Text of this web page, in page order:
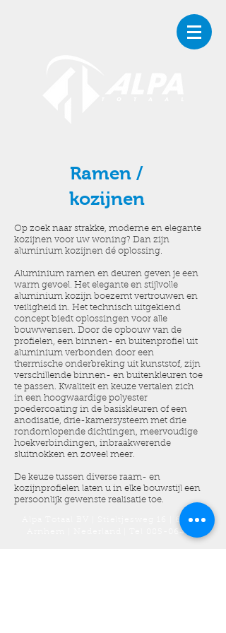
Ramen /
kozijnen
Op zoek naar strakke, moderne en elegante
kozijnen voor uw woning? Dan zijn
aluminium kozijnen dé oplossing.
Aluminium ramen en deuren geven je een
warm gevoel. Het elegante en stijlvolle
aluminium kozijn boezemt vertrouwen en
veiligheid in. Het technisch uitgekiend
concept biedt oplossingen voor alle
bouwwensen. Door de opbouw van de
profielen, een binnen- en buitenprofiel uit
aluminium verbonden door een
thermische onderbreking uit kunststof, zijn
verschillende binnen- en buitenkleuren toe
te passen. Kwaliteit en keuze vertalen zich
in een hoogwaardige polyester
poedercoating in de basiskleuren of een
anodisatie, drie-kamersysteem met drie
rondomlopende dichtingen, meervoudige
hoekverbindingen, inbraakwerende
sluitnokken en zoveel meer.
De keuze tussen diverse raam- en
kozijnprofielen laten u in elke bouwstijl een
persoonlijk gewenste realisatie toe.
Alpa Totaal BV | Stieltjesweg 16 | 6827 BV
085-0643066